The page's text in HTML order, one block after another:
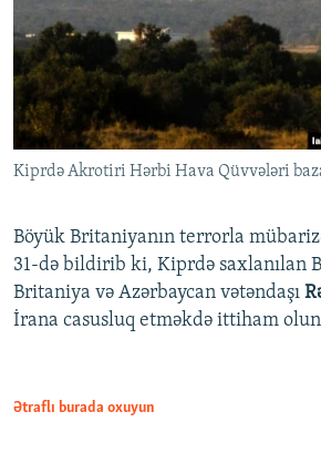
Kiprdə Akrotiri Hərbi Hava Qüvvələri
Böyük Britaniyanın terrorla
31-də bildirib ki, Kiprdə saxlanılan
Britaniya və Azərbaycan vətəndaşı
İrana casusluq etməkdə ittiham
Ətraflı burada oxuyun